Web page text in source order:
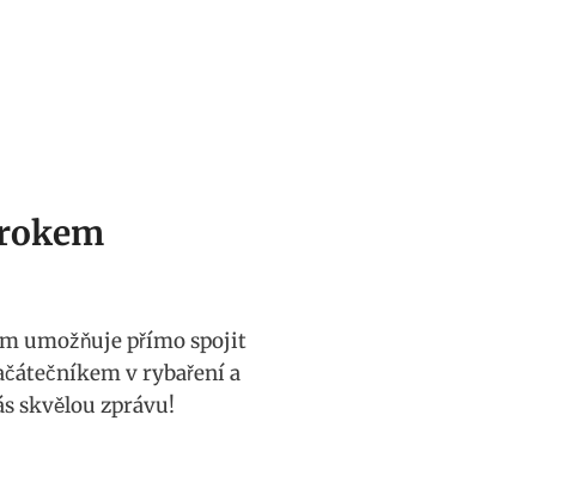
umožňuje přímo spojit
v rybaření⁢ a
skvělou zprávu!